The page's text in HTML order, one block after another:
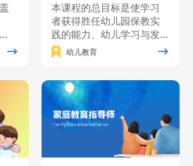
本课程的总目标是使学习
者获得胜任幼儿园保教实
践的能力、幼儿学习与发
展的研究能力自我发展的
能力，并树立“师德为先、
童为本”的教育理念。主要
面向准备从事幼儿园、托
育机构、学前文教公司等
工作的个人和单位员工。
幼儿教育